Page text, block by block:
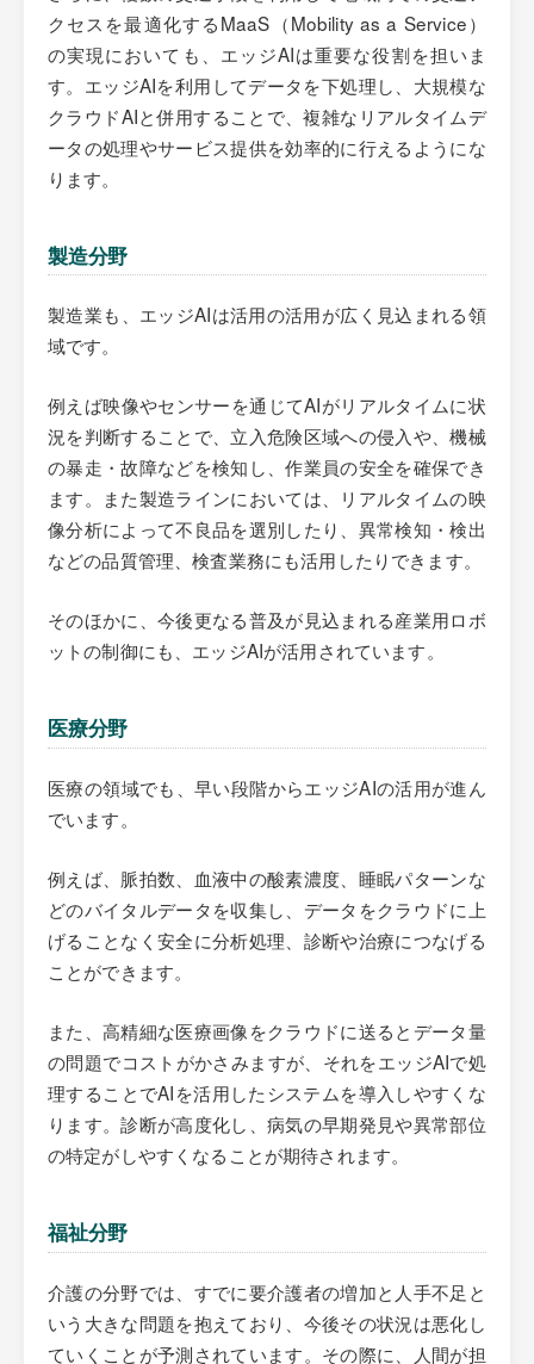
クセスを最適化するMaaS（Mobility as a Service）
の実現においても、エッジAIは重要な役割を担いま
す。エッジAIを利用してデータを下処理し、大規模な
クラウドAIと併用することで、複雑なリアルタイムデ
ータの処理やサービス提供を効率的に行えるようにな
ります。
製造分野
製造業も、エッジAIは活用の活用が広く見込まれる領
域です。
例えば映像やセンサーを通じてAIがリアルタイムに状
況を判断することで、立入危険区域への侵入や、機械
の暴走・故障などを検知し、作業員の安全を確保でき
ます。また製造ラインにおいては、リアルタイムの映
像分析によって不良品を選別したり、異常検知・検出
などの品質管理、検査業務にも活用したりできます。
そのほかに、今後更なる普及が見込まれる産業用ロボ
ットの制御にも、エッジAIが活用されています。
医療分野
医療の領域でも、早い段階からエッジAIの活用が進ん
でいます。
例えば、脈拍数、血液中の酸素濃度、睡眠パターンな
どのバイタルデータを収集し、データをクラウドに上
げることなく安全に分析処理、診断や治療につなげる
ことができます。
また、高精細な医療画像をクラウドに送るとデータ量
の問題でコストがかさみますが、それをエッジAIで処
理することでAIを活用したシステムを導入しやすくな
ります。診断が高度化し、病気の早期発見や異常部位
の特定がしやすくなることが期待されます。
福祉分野
介護の分野では、すでに要介護者の増加と人手不足と
いう大きな問題を抱えており、今後その状況は悪化し
ていくことが予測されています。その際に、人間が担